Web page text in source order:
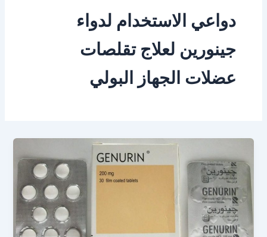
دواعي الاستخدام لدواء
جينورين لعلاج تقلصات
عضلات الجهاز البولي